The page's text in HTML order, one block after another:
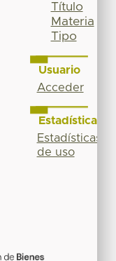
Título
Materia
Tipo
Usuario
Acceder
Estadísticas
Estadísticas
de uso